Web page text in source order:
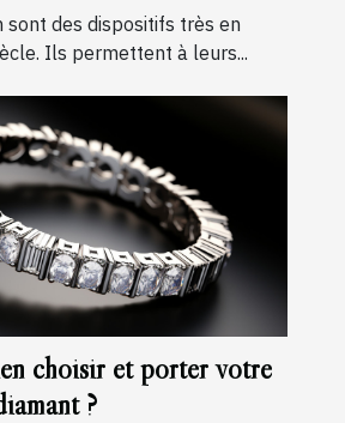
sont des dispositifs très en
Ils permettent à leurs...
choisir et porter votre
?